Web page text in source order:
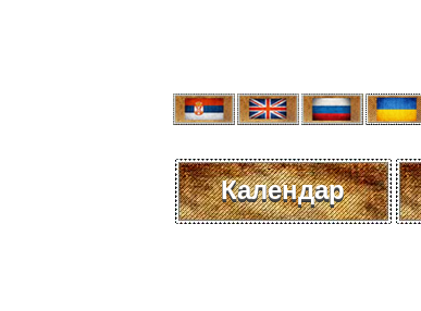
Календар